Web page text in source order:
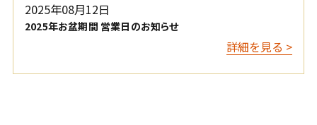
2025年08月12日
2025年お盆期間 営業日のお知らせ
詳細を見る >